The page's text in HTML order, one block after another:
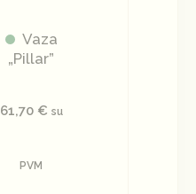
Vaza
„Pillar”
61,70 € su
PVM